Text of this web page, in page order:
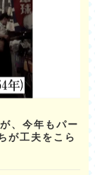
、今年もパー
が工夫をこら